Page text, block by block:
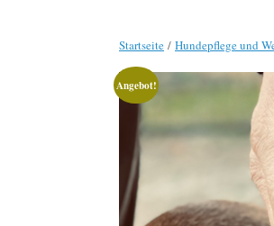
Startseite / Hundepflege und
Angebot!